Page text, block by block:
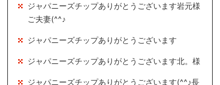
ジャパニーズチップありがとうございます岩元様
ご夫妻(^^♪
ジャパニーズチップありがとうございます
ジャパニーズチップありがとうございます北。様
ジャパニーズチップありがとうございます(^^♪長